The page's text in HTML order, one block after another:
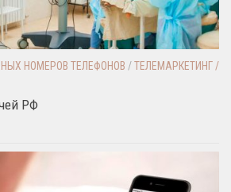
НОМЕРОВ ТЕЛЕФОНОВ /ТЕЛЕМАРКЕТИНГ /
РФ